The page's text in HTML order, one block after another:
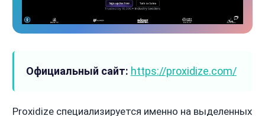
Официальный сайт: https://proxidize.com/
Proxidize специализируется именно на выделенных